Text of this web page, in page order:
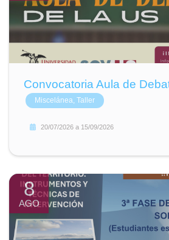
Convocatoria Aula de
Miscelánea, Taller
20/07/2026 a 15/09/2026
8
AGO